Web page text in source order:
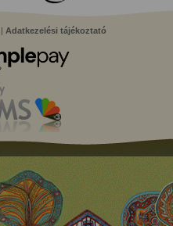
| Adatkezelési tájékoztató